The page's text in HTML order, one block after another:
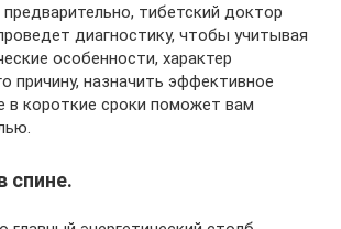
тибетский доктор
диагностику, чтобы учитывая
особенности, характер
причину, назначить эффективное
в короткие сроки поможет вам
спине.